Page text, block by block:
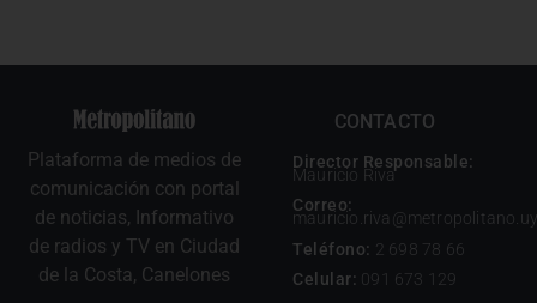
Plataforma de medios de
comunicación con portal
de noticias, Informativo
de radios y TV en Ciudad
de la Costa, Canelones
CONTACTO
Director Responsable:
Mauricio Riva
Correo:
mauricio.riva@metropolitano.uy
Teléfono: 2 698 78 66
Celular: 091 673 129